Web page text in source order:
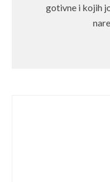
gotivne i kojih